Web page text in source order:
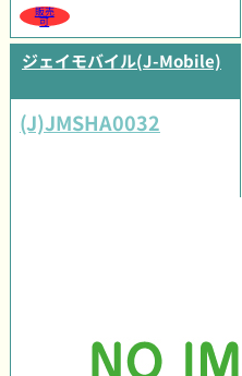
販売
可
ジェイモバイル(J-Mobile)
(J)JMSHA0032